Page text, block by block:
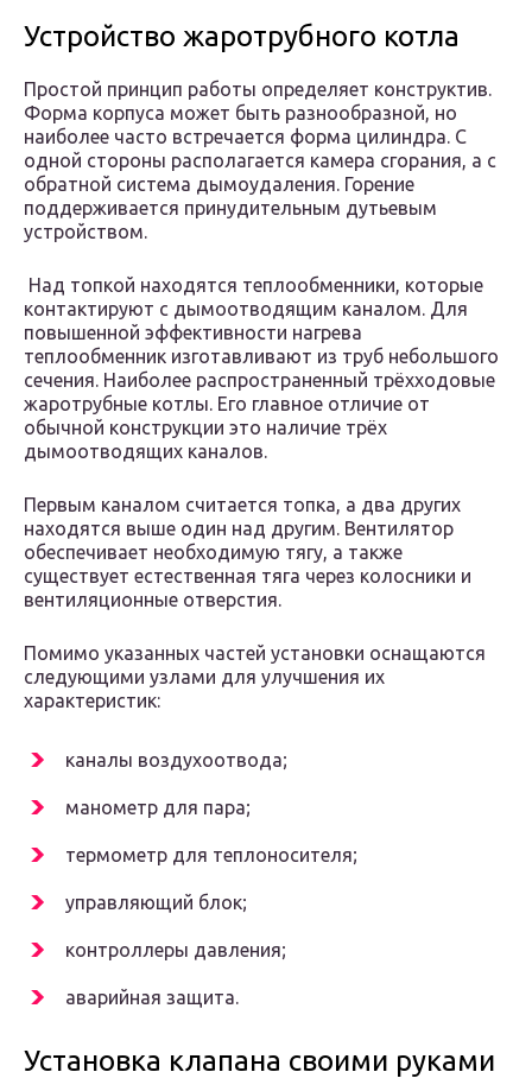
Устройство жаротрубного котла
Простой принцип работы определяет конструктив.
Форма корпуса может быть разнообразной, но
наиболее часто встречается форма цилиндра. С
одной стороны располагается камера сгорания, а с
обратной система дымоудаления. Горение
поддерживается принудительным дутьевым
устройством.
Над топкой находятся теплообменники, которые
контактируют с дымоотводящим каналом. Для
повышенной эффективности нагрева
теплообменник изготавливают из труб небольшого
сечения. Наиболее распространенный трёхходовые
жаротрубные котлы. Его главное отличие от
обычной конструкции это наличие трёх
дымоотводящих каналов.
Первым каналом считается топка, а два других
находятся выше один над другим. Вентилятор
обеспечивает необходимую тягу, а также
существует естественная тяга через колосники и
вентиляционные отверстия.
Помимо указанных частей установки оснащаются
следующими узлами для улучшения их
характеристик:
каналы воздухоотвода;
манометр для пара;
термометр для теплоносителя;
управляющий блок;
контроллеры давления;
аварийная защита.
Установка клапана своими руками